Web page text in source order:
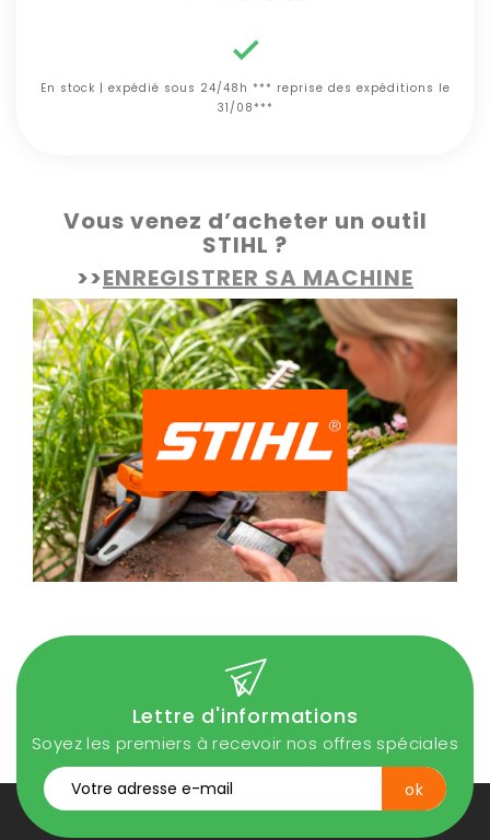

En stock | expédié sous 24/48h *** reprise des expéditions le
31/08***
Vous venez d’acheter un outil
STIHL ?
>>ENREGISTRER SA MACHINE
Lettre d'informations
Soyez les premiers à recevoir nos offres spéciales